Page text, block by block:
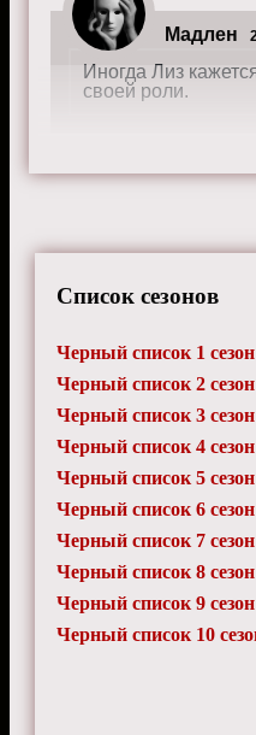
Мадлен
Иногда Лиз
своей роли.
Список сезонов
Черный список 1 сезон
Черный список 2 сезон
Черный список 3 сезон
Черный список 4 сезон
Черный список 5 сезон
Черный список 6 сезон
Черный список 7 сезон
Черный список 8 сезон
Черный список 9 сезон
Черный список 10